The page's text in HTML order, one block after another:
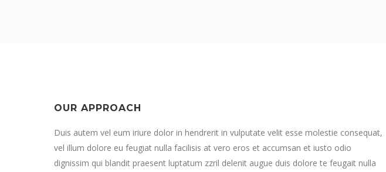
OUR APPROACH
Duis autem vel eum iriure dolor in hendrerit in vulputate velit esse molestie consequat,
vel illum dolore eu feugiat nulla facilisis at vero eros et accumsan et iusto odio
dignissim qui blandit praesent luptatum zzril delenit augue duis dolore te feugait nulla